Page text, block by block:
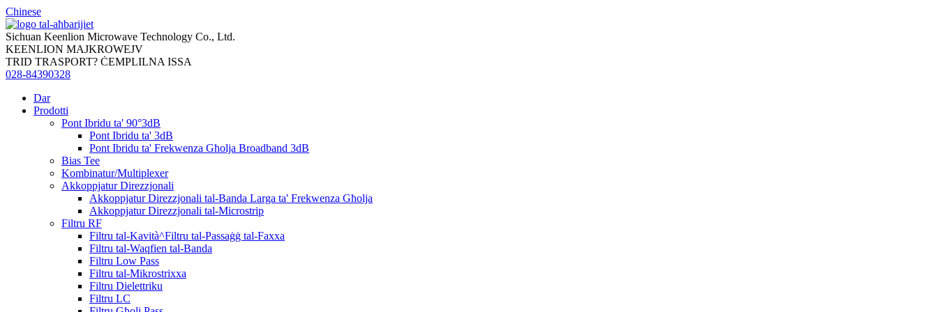
Chinese
Sichuan Keenlion Microwave Technology Co., Ltd.
KEENLION MAJKROWEJV
TRID TRASPORT? ĊEMPLILNA ISSA
028-84390328
Dar
Prodotti
Pont Ibridu ta' 90°3dB
Pont Ibridu ta' 3dB
Pont Ibridu ta' Frekwenza Għolja Broadband 3dB
Bias Tee
Kombinatur/Multiplexer
Akkoppjatur Direzzjonali
Akkoppjatur Direzzjonali tal-Banda Larga ta' Frekwenza Għolja
Akkoppjatur Direzzjonali tal-Microstrip
Filtru RF
Filtru tal-Kavità^Filtru tal-Passaġġ tal-Faxxa
Filtru tal-Waqfien tal-Banda
Filtru Low Pass
Filtru tal-Mikrostrixxa
Filtru Dielettriku
Filtru LC